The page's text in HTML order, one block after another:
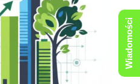
Wiadomości